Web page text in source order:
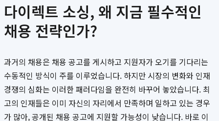
다이렉트 소싱, 왜 지금 필수적인
채용 전략인가?
과거의 채용은 채용 공고를 게시하고 지원자가 오기를 기다리는
수동적인 방식이 주를 이루었습니다. 하지만 시장의 변화와 인재
경쟁의 심화는 이러한 패러다임을 완전히 바꾸어 놓았습니다. 최
고의 인재들은 이미 자신의 자리에서 만족하며 일하고 있는 경우
가 많아, 공개된 채용 공고에 지원할 가능성이 낮습니다. 바로 이